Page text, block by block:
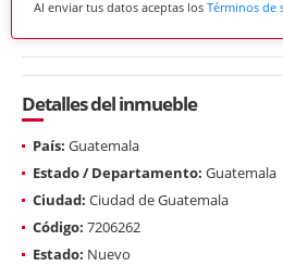
Al enviar tus datos aceptas los Términos de
Detalles del inmueble
País: Guatemala
Estado / Departamento: Guatemala
Ciudad: Ciudad de Guatemala
Código: 7206262
Estado: Nuevo